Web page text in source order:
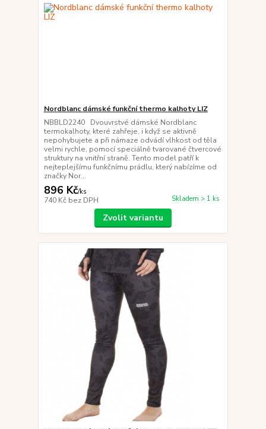
Nordblanc dámské funkční thermo kalhoty LIZ
NBBLD2240 Dvouvrstvé dámské Nordblanc
termokalhoty, které zahřeje, i když se aktivně
nepohybujete a při námaze odvádí vlhkost od těla
velmi rychle, pomocí speciálně tvarované čtvercové
struktury na vnitřní straně. Tento model patří k
nejteplejšímu funkčnímu prádlu, který nabízíme od
značky Nor...
896 Kč/ks
740 Kč bez DPH Skladem > 1 ks
Zvolit variantu